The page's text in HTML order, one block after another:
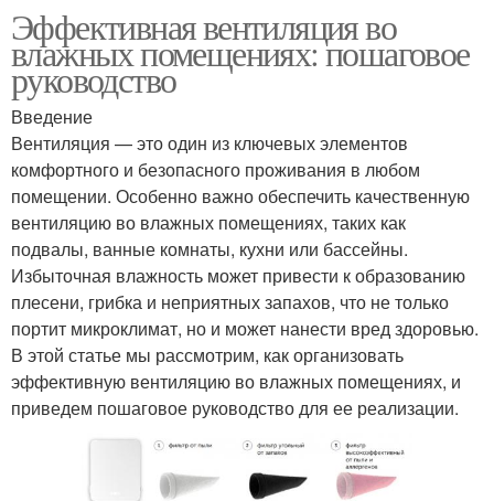
Эффективная вентиляция во
влажных помещениях: пошаговое
руководство
Введение
Вентиляция — это один из ключевых элементов
комфортного и безопасного проживания в любом
помещении. Особенно важно обеспечить качественную
вентиляцию во влажных помещениях, таких как
подвалы, ванные комнаты, кухни или бассейны.
Избыточная влажность может привести к образованию
плесени, грибка и неприятных запахов, что не только
портит микроклимат, но и может нанести вред здоровью.
В этой статье мы рассмотрим, как организовать
эффективную вентиляцию во влажных помещениях, и
приведем пошаговое руководство для ее реализации.